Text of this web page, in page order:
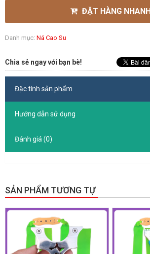
ĐẶT HÀNG NHANH
Danh mục: Ná Cao Su
Chia sẻ ngay với bạn bè!
Đặc tính sản phẩm
Hướng dẫn sử dụng
Đánh giá (0)
SẢN PHẨM TƯƠNG TỰ
GIẢM GIÁ! GIẢM GIÁ!